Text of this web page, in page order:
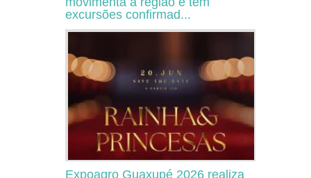
excursões confirmad...
Expoagro Guaxupé 2026 realiza